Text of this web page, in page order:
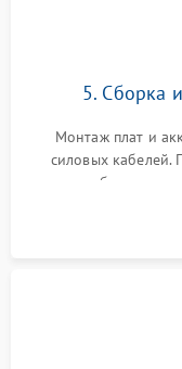
5. Сборка
Монтаж плат и
силовых
калибровки
срабатывания